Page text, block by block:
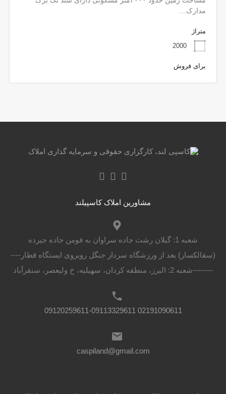
مدارک…
متراژ
2000
برای فروش
مشاورین املاک کاسپیلند
شعبه 1: گیلان رشت جاده سراوان به فومن جاده جیرده
(سقالکسار) بعد از ورزشگاه سردار جنگل روبروی ایستگاه قطار----
--------شعبه 2: البرز، منطقه کردان، سهیلیه، خ ولیعصر، سنقرآباد
02191090611 09120259611-09113329611
caspiland@gmail.com